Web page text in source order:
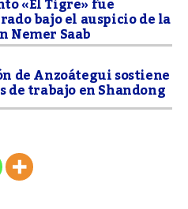
bajo el auspicio de la
Nemer Saab
de Anzoátegui sostiene
de trabajo en Shandong